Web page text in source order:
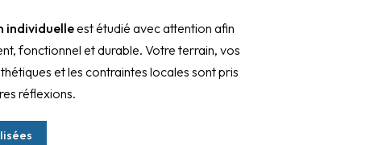
individuelleest étudié avec attention afin
fonctionnel et durable. Votre terrain, vos
et les contraintes locales sont pris
réflexions.